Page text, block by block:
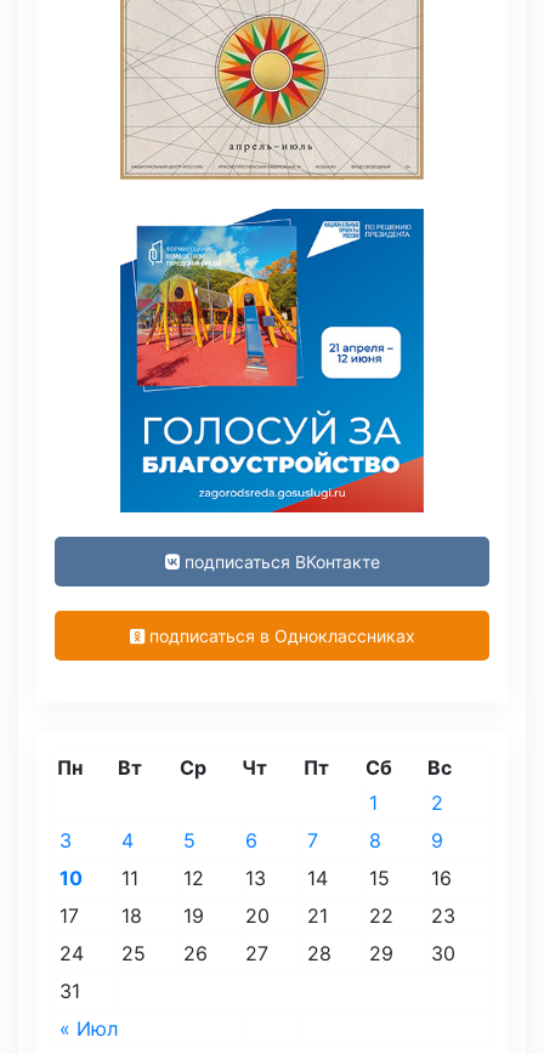
подписаться ВКонтакте
подписаться в Одноклассниках
Пн Вт Ср Чт Пт Сб Вс
« Июл
1
2
3
4 5 6 7 8
9
10
11 12 13 14 15
16
17
18 19 20 21 22
23
24
25 26 27 28 29
30
31